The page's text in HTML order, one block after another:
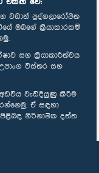
එකඟ වේ:
වඩාත් පුද්ගලාරෝපිත
ඔබගේ ක්‍රියාකාරකම්
සහ ක්‍රියාකාරීත්වය
විස්තර සහ
වැඩිදියුණු කිරීම
ඒ සඳහා
නිර්නාමික දත්ත